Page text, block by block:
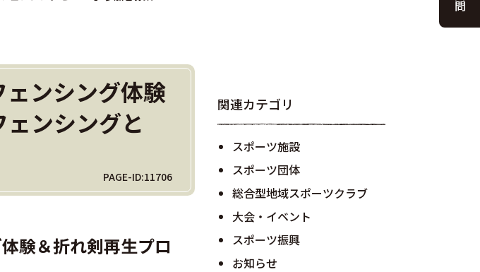
ンシング体験
ンシングと
PAGE-ID:11706
験＆折れ剣再生プロ
関連カテゴリ
スポーツ施設
スポーツ団体
総合型地域スポーツクラブ
大会・イベント
スポーツ振興
お知らせ